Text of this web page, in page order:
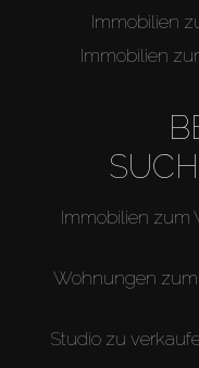
Immobilien
Immobilien
Immobilien zum
Wohnungen zum
Studio zu